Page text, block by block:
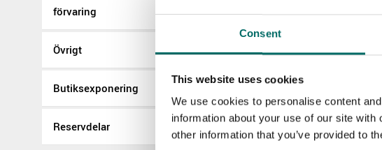
Consent
This website uses cookies
We use cookies to personalise content
information about your use of our site
other information that you’ve provided to
förvaring
Övrigt
Butiksexponering
Reservdelar